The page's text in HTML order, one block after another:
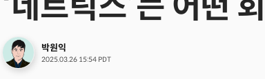
전체 기사 보기
더웨이브/트렌드쇼
박원익
2025.03.26 15:54 PDT